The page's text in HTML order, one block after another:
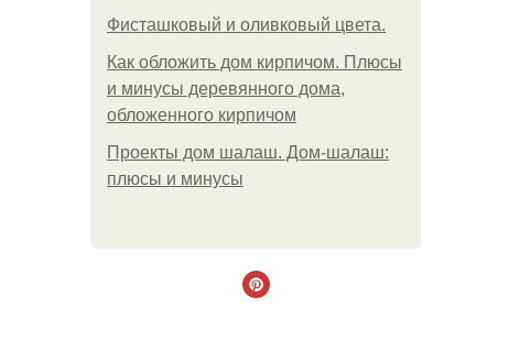
Фисташковый и оливковый цвета.
Как обложить дом кирпичом. Плюсы
и минусы деревянного дома,
обложенного кирпичом
Проекты дом шалаш. Дом-шалаш:
плюсы и минусы